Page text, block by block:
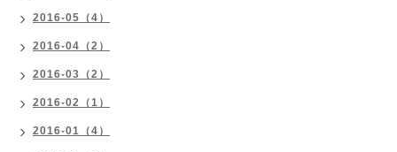
2016-05（4）
2016-04（2）
2016-03（2）
2016-02（1）
2016-01（4）